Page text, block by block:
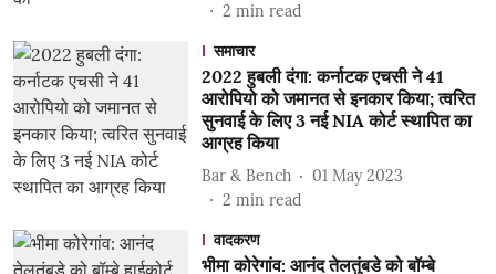
2 min read
समाचार
2022 हुबली दंगा: कर्नाटक एचसी ने 41
आरोपियो को जमानत से इनकार किया; त्वरित
सुनवाई के लिए 3 नई NIA कोर्ट स्थापित का
आग्रह किया
Bar & Bench
01 May 2023
2 min read
वादकरण
भीमा कोरेगांव: आनंद तेलतुंबडे को बॉम्बे